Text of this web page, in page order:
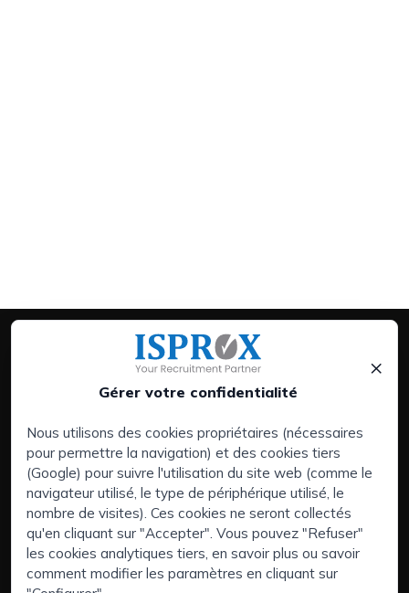
Gérer votre confidentialité
×
Nous utilisons des cookies propriétaires (nécessaires
pour permettre la navigation) et des cookies tiers
(Google) pour suivre l'utilisation du site web (comme le
navigateur utilisé, le type de périphérique utilisé, le
nombre de visites). Ces cookies ne seront collectés
qu'en cliquant sur "Accepter". Vous pouvez "Refuser"
les cookies analytiques tiers, en savoir plus ou savoir
comment modifier les paramètres en cliquant sur
Prestations de service:
Entreprises
Executive Search | Sélection de Dirigeants
Externalisation RH (RPO)
Zones d'intérêt:
Vous avez du talent et cherchez un nouveau défi ?